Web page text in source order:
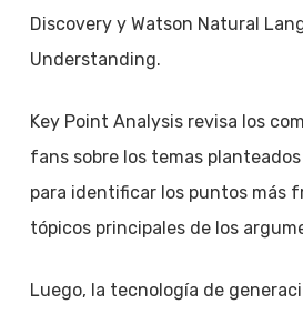
Discovery y Watson Natural
Understanding.
Key Point Analysis revisa los
fans sobre los temas
para identificar los puntos más
tópicos principales de los
Luego, la tecnología de